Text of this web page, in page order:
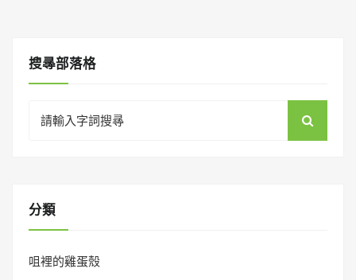
搜㝷部落格
for:
分類
咀裡的雞蛋殼